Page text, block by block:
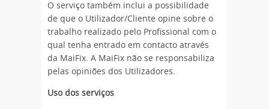
O serviço também inclui a possibilidade
de que o Utilizador/Cliente opine sobre o
trabalho realizado pelo Profissional com o
qual tenha entrado em contacto através
da MaiFix. A MaiFix não se responsabiliza
pelas opiniões dos Utilizadores.
Uso dos serviços